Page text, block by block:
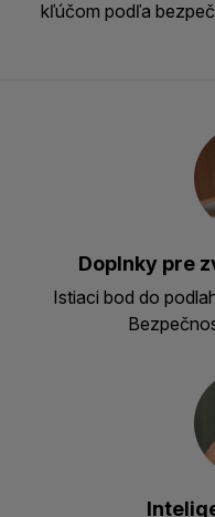
kľúčom podľa
Doplnky pre
Istiaci bod do